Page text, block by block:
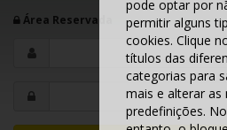
Área Reservada
pode optar por
permitir alguns
cookies. Clique
títulos das
categorias para
mais e alterar as
predefinições. No